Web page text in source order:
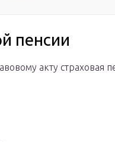
пенсии
акту страховая